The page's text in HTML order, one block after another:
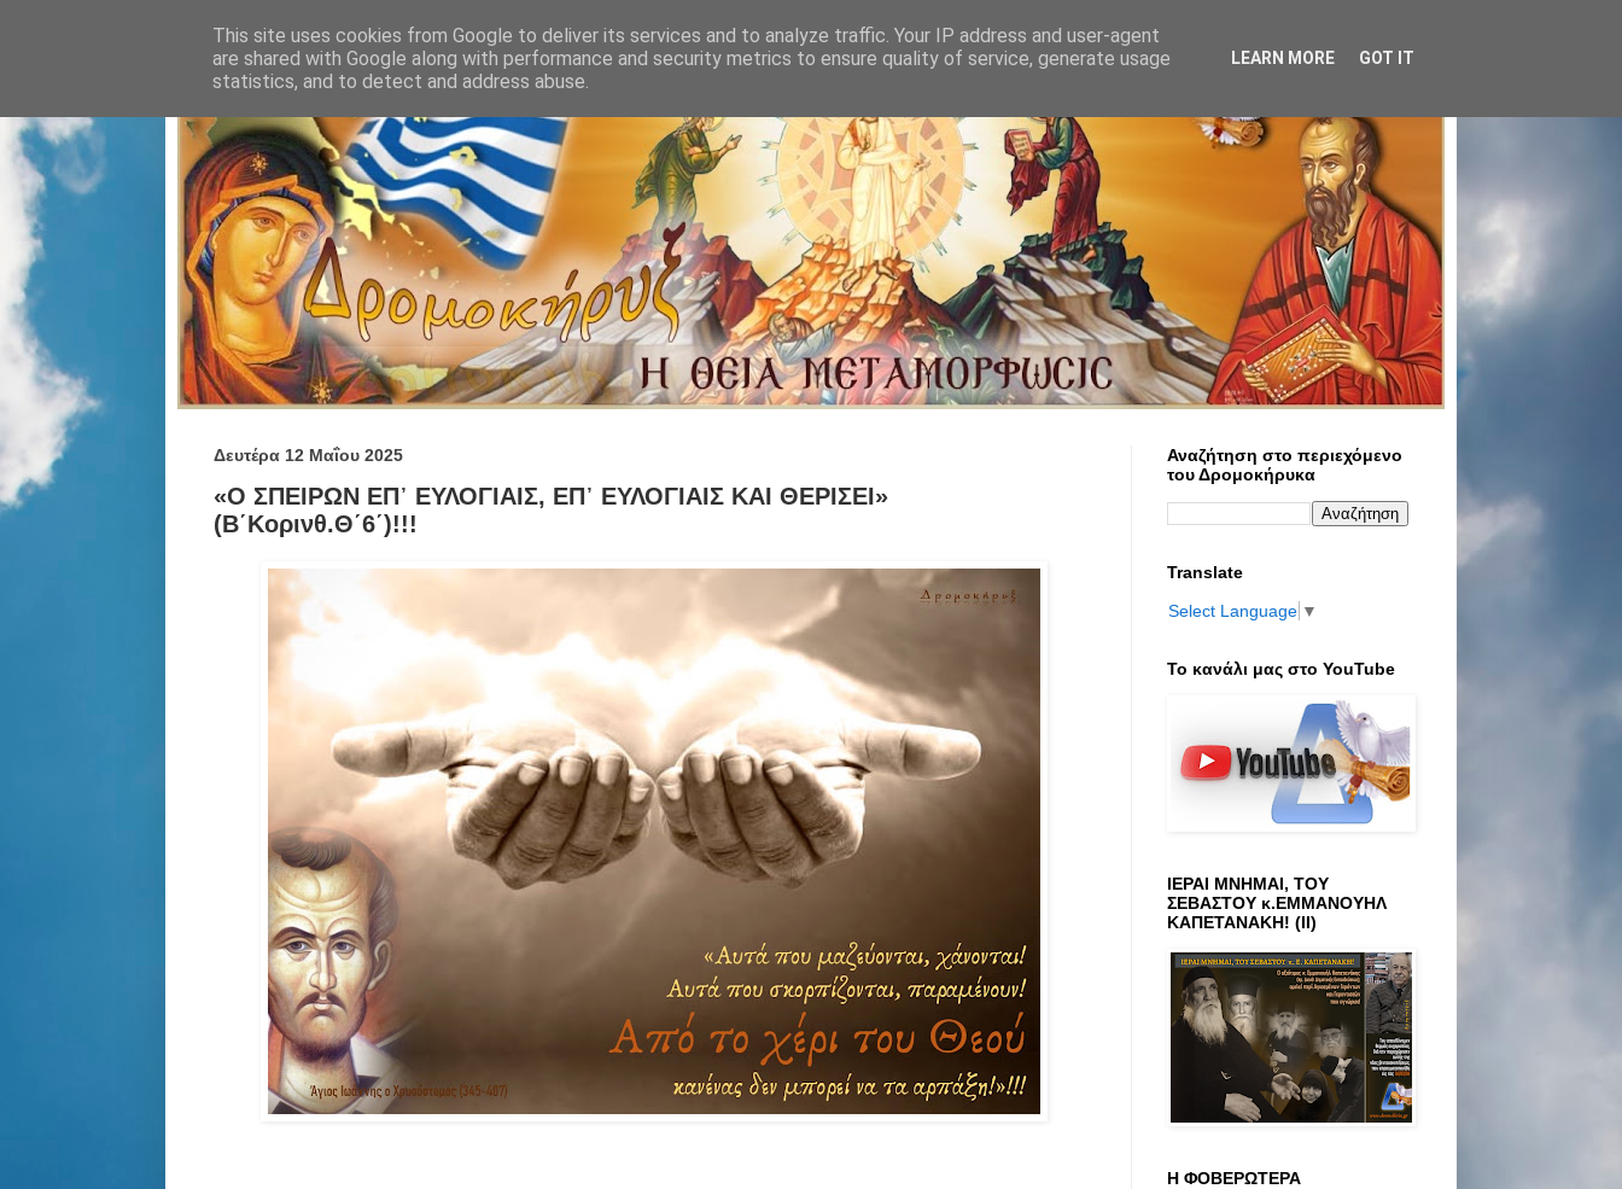
Δευτέρα 12 Μαΐου 2025
«Ο ΣΠΕΙΡΩΝ ΕΠ᾿ ΕΥΛΟΓΙΑΙΣ, ΕΠ᾿ ΕΥΛΟΓΙΑΙΣ ΚΑΙ ΘΕΡΙΣΕΙ»
(Β΄Κορινθ.Θ΄6΄)!!!
Αναζήτηση στο περιεχόμενο
του Δρομοκήρυκα
Translate
Select Language ▼
Το κανάλι μας στο ΥοuTube
ΙΕΡΑΙ ΜΝΗΜΑΙ, ΤΟΥ
ΣΕΒΑΣΤΟΥ κ.ΕΜΜΑΝΟΥΗΛ
ΚΑΠΕΤΑΝΑΚΗ! (ΙΙ)
Η ΦΟΒΕΡΩΤΕΡΑ
This site uses cookies from Google to deliver its services and to analyze traffic. Your IP address and user-agent
are shared with Google along with performance and security metrics to ensure quality of service, generate usage
statistics, and to detect and address abuse.
LEARN MORE GOT IT